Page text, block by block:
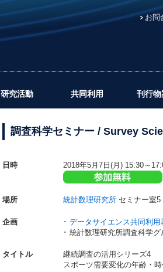
お問
研究活動 共同利用 刊行物
調査科学セミナー / Survey
日時 2018年5月7日(月) 15:30～
場所 統計数理研究所 セミナー室5
企画 ･ データサイエンス共同利
･ 統計数理研究所調査科学グ
タイトル
継続調査の活用シリーズ4
スポーツ需要変化の年齢・